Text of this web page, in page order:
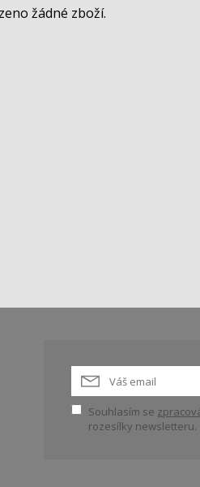
žádné zboží.
Souhlasím se
rozesílky newsletteru.